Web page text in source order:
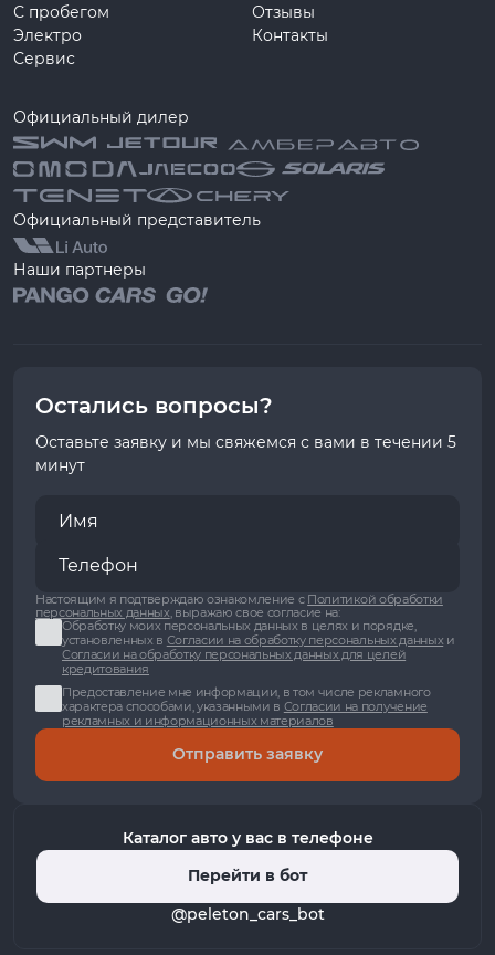
С пробегом
Электро
Сервис
Отзывы
Контакты
Официальный дилер
Официальный представитель
Наши партнеры
Остались вопросы?
Оставьте заявку и мы свяжемся с вами в течении 5
минут
Настоящим я подтверждаю ознакомление с Политикой обработки
персональных данных , выражаю свое согласие на:
Обработку моих персональных данных в целях и порядке,
установленных в Согласии на обработку персональных данных и
Согласии на обработку персональных данных для целей
кредитования
Предоставление мне информации, в том числе рекламного
характера способами, указанными в Согласии на получение
рекламных и информационных материалов
Отправить заявку
Каталог авто у вас в телефоне
Перейти в бот
@peleton_cars_bot